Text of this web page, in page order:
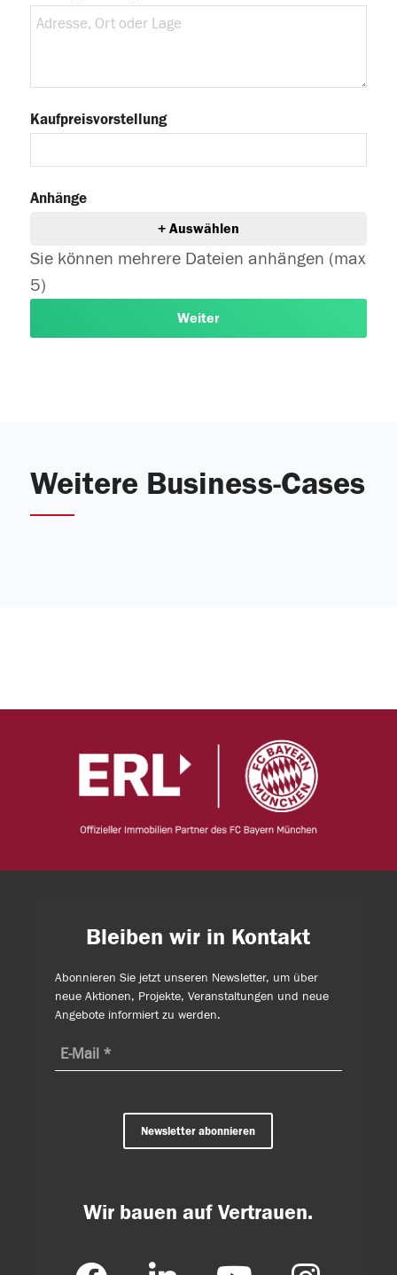
Kaufpreisvorstellung
Anhänge
+ Auswählen
Sie können mehrere Dateien anhängen (max
5)
Weiter
Weitere Business-Cases
Bleiben wir in Kontakt
Abonnieren Sie jetzt unseren Newsletter, um über
neue Aktionen, Projekte, Veranstaltungen und neue
Angebote informiert zu werden.
Newsletter abonnieren
Wir bauen auf Vertrauen.